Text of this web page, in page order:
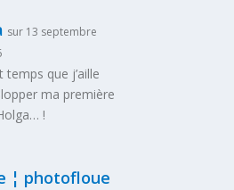
sur 13 septembre
temps que j’aille
ma première
!
¦ photofloue